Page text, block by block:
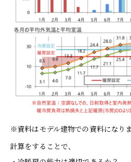
※資料はモデル建物での資料になり
計算をすることで、